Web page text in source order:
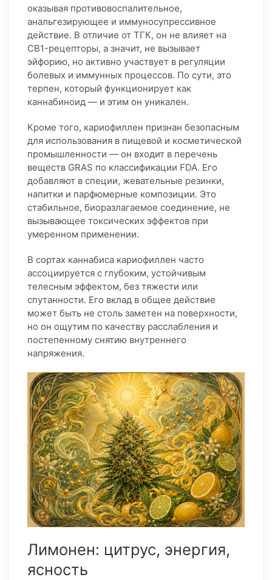
оказывая противовоспалительное,
анальгезирующее и иммуносупрессивное
действие. В отличие от ТГК, он не влияет на
CB1-рецепторы, а значит, не вызывает
эйфорию, но активно участвует в регуляции
болевых и иммунных процессов. По сути, это
терпен, который функционирует как
каннабиноид — и этим он уникален.
Кроме того, кариофиллен признан безопасным
для использования в пищевой и косметической
промышленности — он входит в перечень
веществ GRAS по классификации FDA. Его
добавляют в специи, жевательные резинки,
напитки и парфюмерные композиции. Это
стабильное, биоразлагаемое соединение, не
вызывающее токсических эффектов при
умеренном применении.
В сортах каннабиса кариофиллен часто
ассоциируется с глубоким, устойчивым
телесным эффектом, без тяжести или
спутанности. Его вклад в общее действие
может быть не столь заметен на поверхности,
но он ощутим по качеству расслабления и
постепенному снятию внутреннего
напряжения.
Лимонен: цитрус, энергия,
ясность